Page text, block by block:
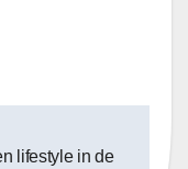
lifestyle in de